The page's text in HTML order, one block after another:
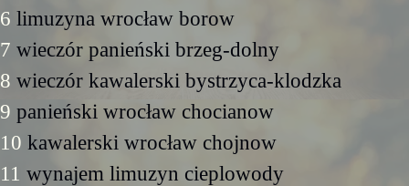
6 limuzyna wrocław borow
7 wieczór panieński brzeg-dolny
8 wieczór kawalerski bystrzyca-klodzka
9 panieński wrocław chocianow
10 kawalerski wrocław chojnow
11 wynajem limuzyn cieplowody